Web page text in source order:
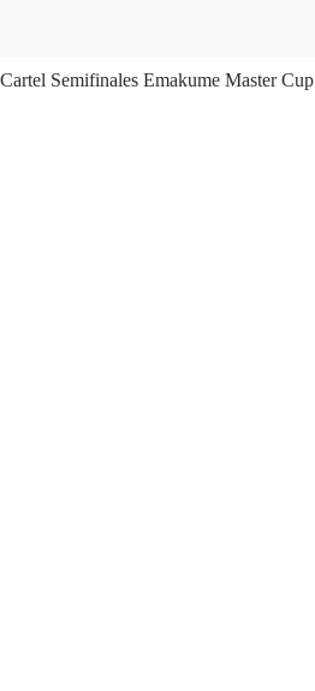
Cartel Semifinales Emakume Master Cup